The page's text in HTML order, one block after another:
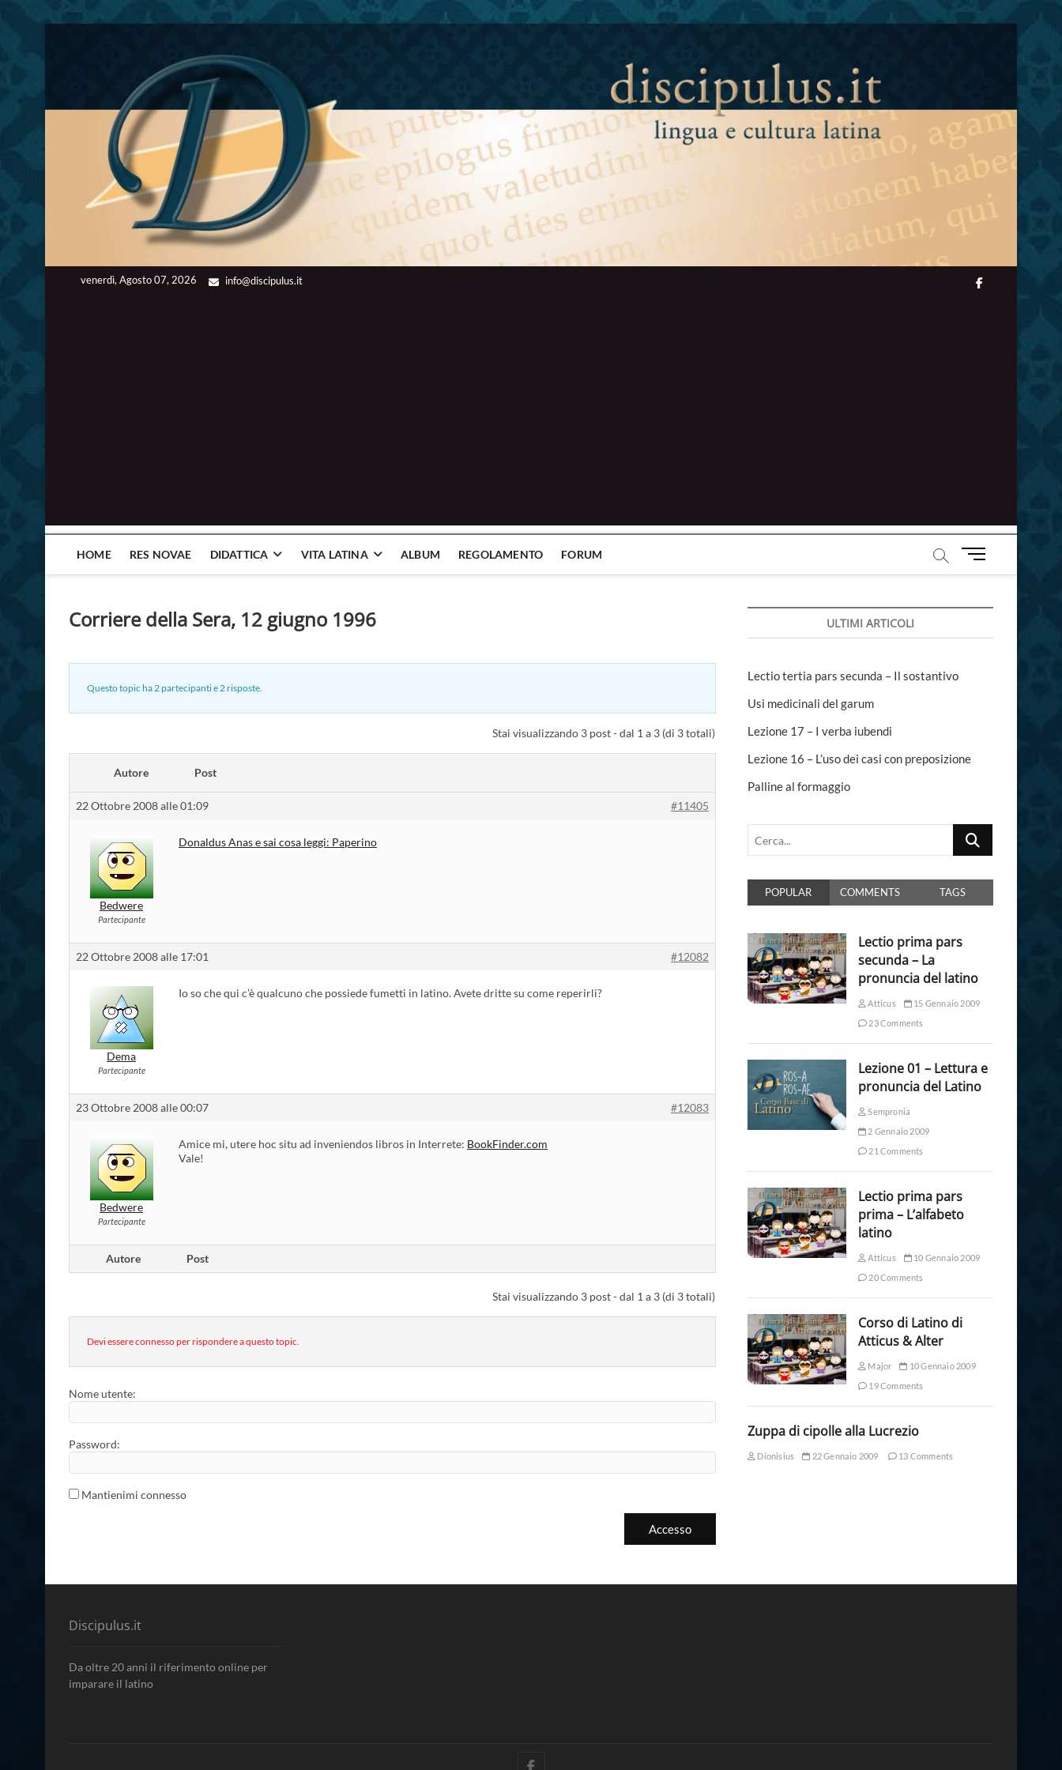
venerdì, Agosto 07, 2026 info@discipulus.it facebook
HOME RES NOVAE DIDATTICA VITA LATINA ALBUM REGOLAMENTO FORUM
M
u
u
Corriere della Sera, 12 giugno 1996
Questo topic ha 2 partecipanti e 2 risposte.
Stai visualizzando 3 post - dal 1 a 3 (di 3 totali)
Autore Post
22 Ottobre 2008 alle 01:09 #11405
Bedwere
Partecipante
Donaldus Anas e sai cosa leggi: Paperino
22 Ottobre 2008 alle 17:01 #12082
Dema
Partecipante
Io so che qui c’è qualcuno che possiede fumetti in latino. Avete dritte su come reperirli?
23 Ottobre 2008 alle 00:07 #12083
Bedwere
Partecipante
Amice mi, utere hoc situ ad inveniendos libros in Interrete: BookFinder.com
Vale!
Autore Post
Stai visualizzando 3 post - dal 1 a 3 (di 3 totali)
Devi essere connesso per rispondere a questo topic.
Nome utente:
Password:
Mantienimi connesso
Accesso
ULTIMI ARTICOLI
Lectio tertia pars secunda – Il sostantivo
Usi medicinali del garum
Lezione 17 – I verba iubendi
Lezione 16 – L’uso dei casi con preposizione
Palline al formaggio
Cerca...
POPULAR COMMENTS TAGS
Lectio prima pars
secunda – La
pronuncia del latino
Atticus
15 Gennaio 2009
23 Comments
Lezione 01 – Lettura e
pronuncia del Latino
Sempronia
2 Gennaio 2009
21 Comments
Lectio prima pars
prima – L’alfabeto
latino
Atticus
10 Gennaio 2009
20 Comments
Corso di Latino di
Atticus & Alter
Major
10 Gennaio 2009
19 Comments
Zuppa di cipolle alla Lucrezio
Dionisius 22 Gennaio 2009 13 Comments
Discipulus.it
Da oltre 20 anni il riferimento online per
imparare il latino
facebook